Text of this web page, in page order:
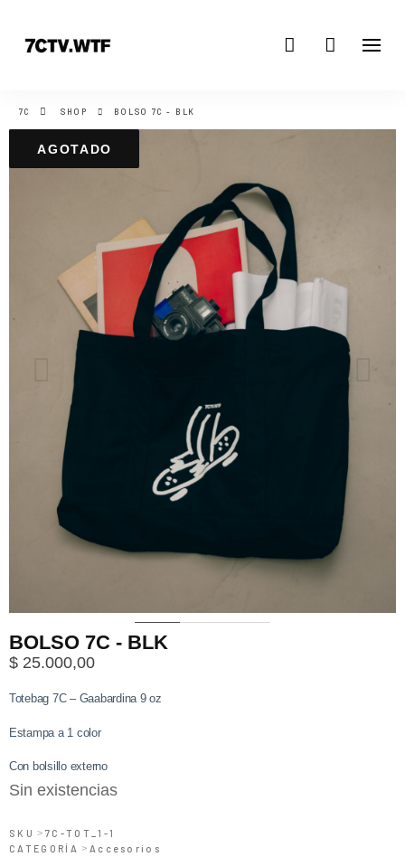
7C SHOP BOLSO 7C - BLK
AGOTADO
0 1 2 3 4
BOLSO 7C - BLK
$ 25.000,00
Totebag 7C – Gaabardina 9 oz
Estampa a 1 color
Con bolsillo externo
Sin existencias
SKU > 7C-TOT_1-1
CATEGORÍA > Accesorios